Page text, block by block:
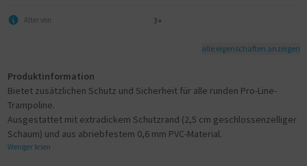
Alter von 3+
alle eigenschaften anzeigen
Produktinformation
Bietet zusätzlichen Schutz und Sicherheit für alle runden Pro-Line-
Trampoline.
Ausgestattet mit extradickem Schutzrand (2,5 cm geschlossenzelliger
Schaum) und aus abriebfestem 0,6 mm PVC-Material.
Weniger lesen